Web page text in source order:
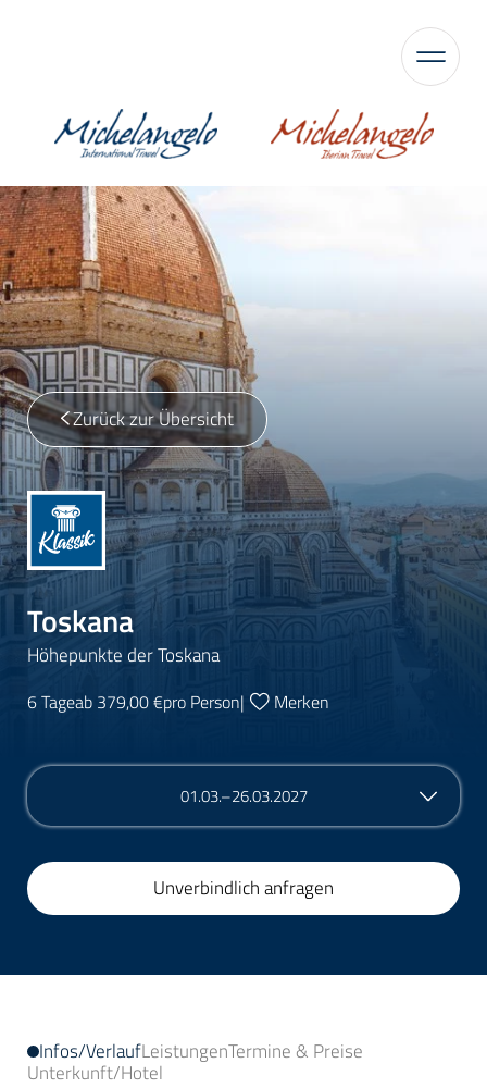
Zurück zur Übersicht
Toskana
Höhepunkte der Toskana
6 Tageab 379,00 €pro Person| Merken
01.03.–26.03.2027
Unverbindlich anfragen
Infos/VerlaufLeistungenTermine & Preise
Unterkunft/Hotel